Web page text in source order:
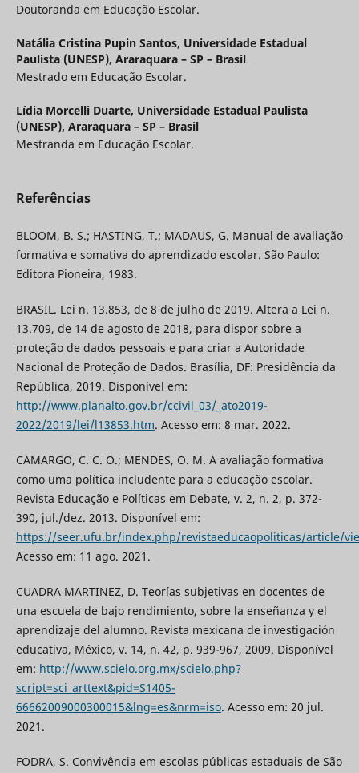
Doutoranda em Educação Escolar.
Natália Cristina Pupin Santos, Universidade Estadual
Paulista (UNESP), Araraquara – SP – Brasil
Mestrado em Educação Escolar.
Lídia Morcelli Duarte, Universidade Estadual Paulista
(UNESP), Araraquara – SP – Brasil
Mestranda em Educação Escolar.
Referências
BLOOM, B. S.; HASTING, T.; MADAUS, G. Manual de avaliação
formativa e somativa do aprendizado escolar. São Paulo:
Editora Pioneira, 1983.
BRASIL. Lei n. 13.853, de 8 de julho de 2019. Altera a Lei n.
13.709, de 14 de agosto de 2018, para dispor sobre a
proteção de dados pessoais e para criar a Autoridade
Nacional de Proteção de Dados. Brasília, DF: Presidência da
República, 2019. Disponível em:
http://www.planalto.gov.br/ccivil_03/_ato2019-
2022/2019/lei/l13853.htm. Acesso em: 8 mar. 2022.
CAMARGO, C. C. O.; MENDES, O. M. A avaliação formativa
como uma política includente para a educação escolar.
Revista Educação e Políticas em Debate, v. 2, n. 2, p. 372-
390, jul./dez. 2013. Disponível em:
https://seer.ufu.br/index.php/revistaeducaopoliticas/article/
Acesso em: 11 ago. 2021.
CUADRA MARTINEZ, D. Teorías subjetivas en docentes de
una escuela de bajo rendimiento, sobre la enseñanza y el
aprendizaje del alumno. Revista mexicana de investigación
educativa, México, v. 14, n. 42, p. 939-967, 2009. Disponível
em: http://www.scielo.org.mx/scielo.php?
script=sci_arttext&pid=S1405-
66662009000300015&lng=es&nrm=iso. Acesso em: 20 jul.
2021.
FODRA, S. Convivência em escolas públicas estaduais de São